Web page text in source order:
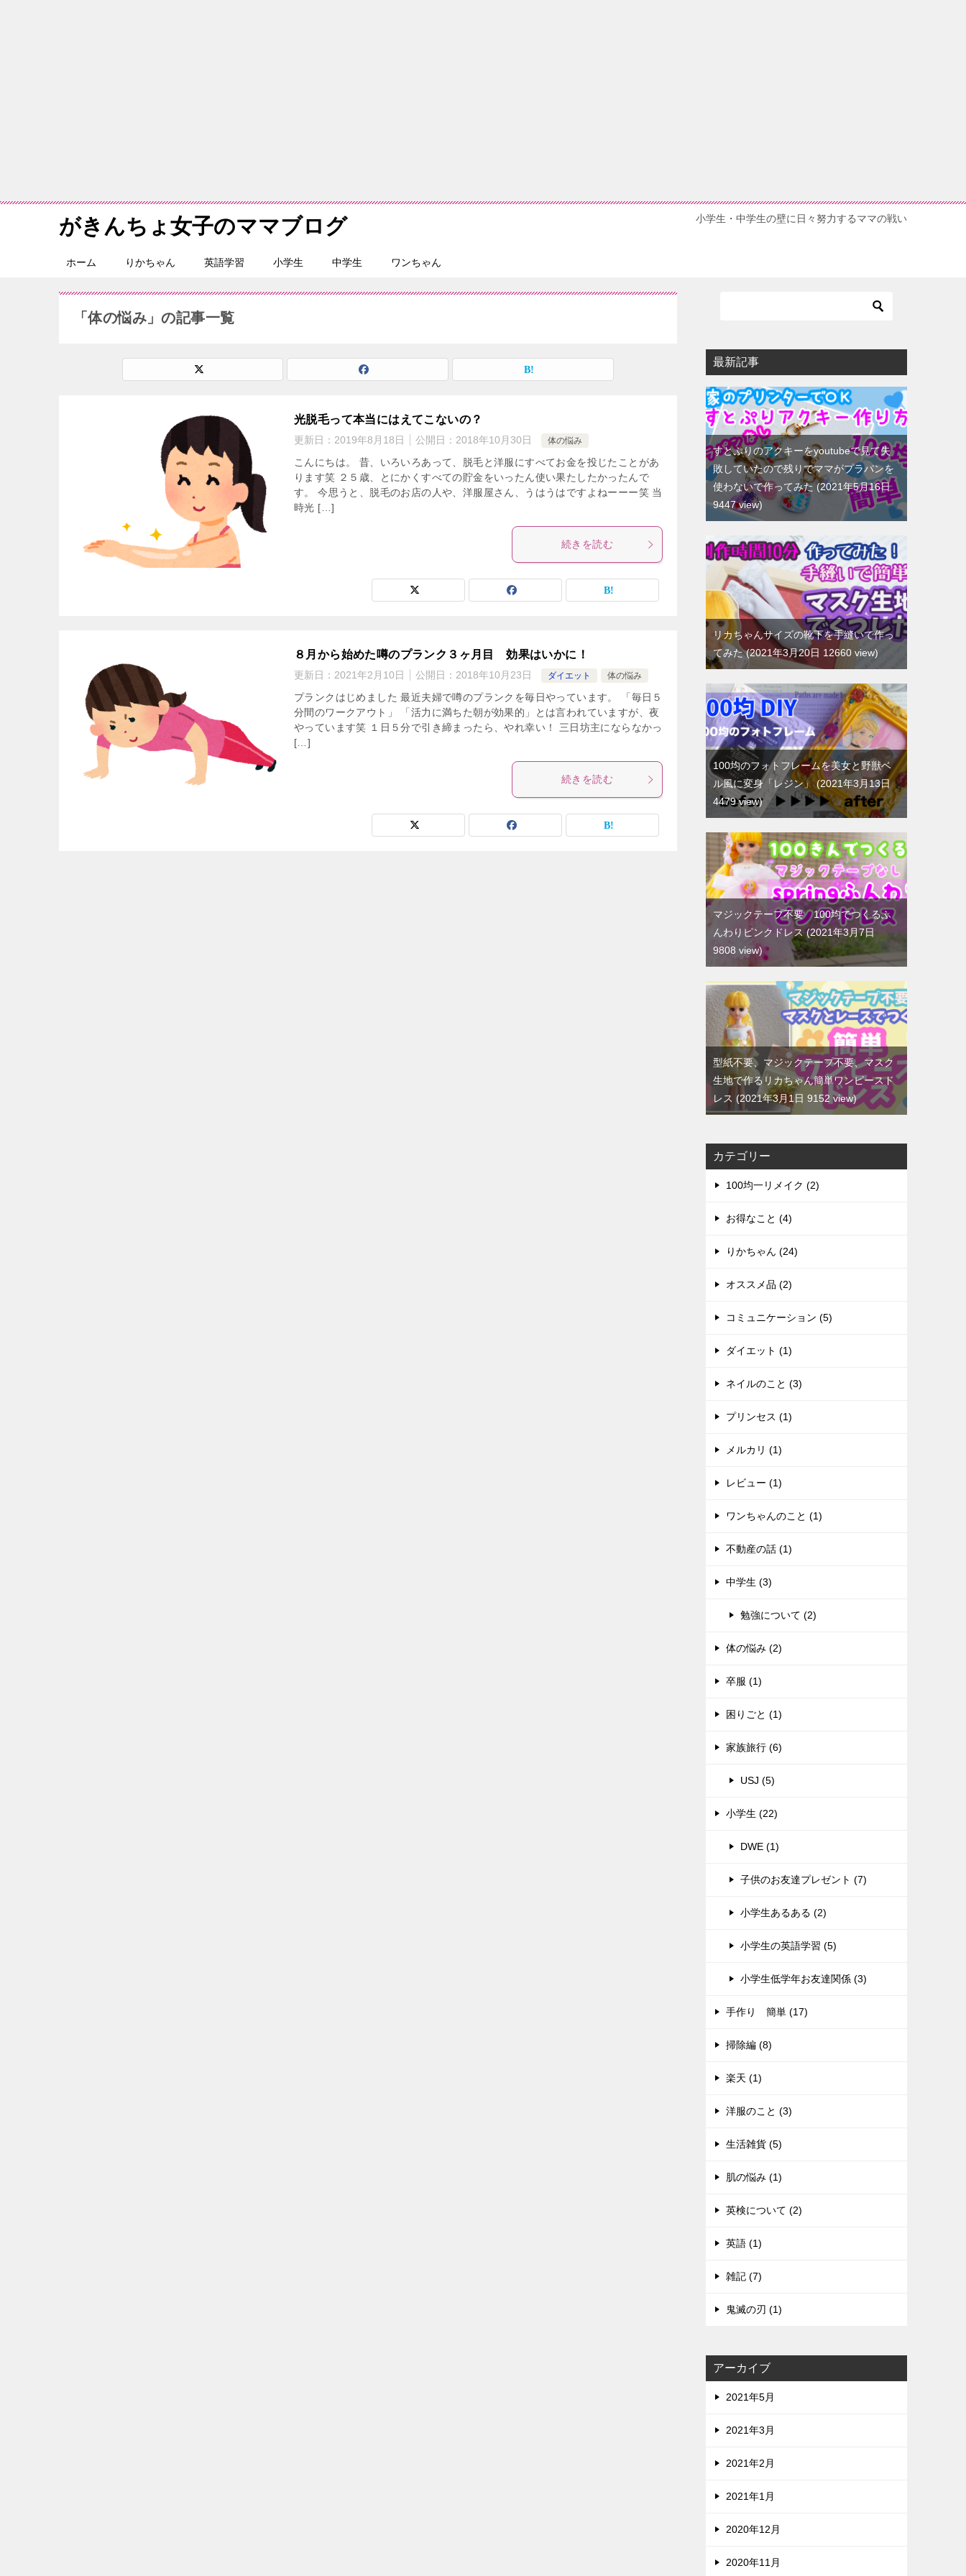
がきんちょ女子のママブログ 小学生・中学生の壁に日々努力するママの戦い
ホーム りかちゃん 英語学習 小学生 中学生 ワンちゃん
「体の悩み」の記事一覧
光脱毛って本当にはえてこないの？
更新日： 2019年8月18日 公開日： 2018年10月30日 体の悩み
こんにちは。 昔、いろいろあって、脱毛と洋服にすべてお金を投じたことがあ
ります笑 ２５歳、とにかくすべての貯金をいったん使い果たしたかったんで
す。 今思うと、脱毛のお店の人や、洋服屋さん、うはうはですよねーーー笑 当
時光 […]
続きを読む
８月から始めた噂のプランク３ヶ月目 効果はいかに！
更新日： 2021年2月10日 公開日： 2018年10月23日 ダイエット 体の悩み
プランクはじめました 最近夫婦で噂のプランクを毎日やっています。 「毎日５
分間のワークアウト」 「活力に満ちた朝が効果的」とは言われていますが、夜
やっています笑 １日５分で引き締まったら、やれ幸い！ 三日坊主にならなかっ
[…]
続きを読む
最新記事
すとぷりのアクキーをyoutubeで見て失
敗していたので残りでママがプラパンを
使わないで作ってみた
2021年5月16日
9447 view
リカちゃんサイズの靴下を手縫いで作っ
てみた 2021年3月20日 12660 view
100均のフォトフレームを美女と野獣ベ
ル風に変身「レジン」 2021年3月13日
4479 view
マジックテープ不要 100均でつくるふ
んわりピンクドレス 2021年3月7日
9808 view
型紙不要、マジックテープ不要、マスク
生地で作るリカちゃん簡単ワンピースド
レス
2021年3月1日 9152 view
カテゴリー
100均一リメイク (2)
お得なこと (4)
りかちゃん (24)
オススメ品 (2)
コミュニケーション (5)
ダイエット (1)
ネイルのこと (3)
プリンセス (1)
メルカリ (1)
レビュー (1)
ワンちゃんのこと (1)
不動産の話 (1)
中学生 (3)
勉強について (2)
体の悩み (2)
卒服 (1)
困りごと (1)
家族旅行 (6)
USJ (5)
小学生 (22)
DWE (1)
子供のお友達プレゼント (7)
小学生あるある (2)
小学生の英語学習 (5)
小学生低学年お友達関係 (3)
手作り 簡単 (17)
掃除編 (8)
楽天 (1)
洋服のこと (3)
生活雑貨 (5)
肌の悩み (1)
英検について (2)
英語 (1)
雑記 (7)
鬼滅の刃 (1)
アーカイブ
2021年5月
2021年3月
2021年2月
2021年1月
2020年12月
2020年11月